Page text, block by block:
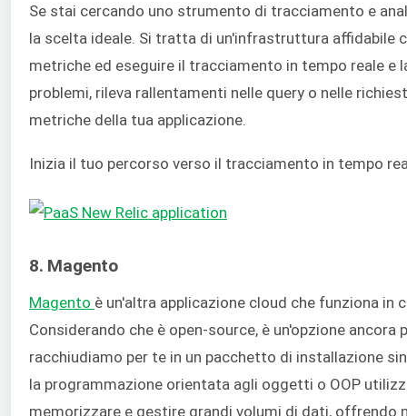
Se stai cercando uno strumento di tracciamento e
la scelta ideale. Si tratta di un'infrastruttura affidabile
metriche ed eseguire il tracciamento in tempo reale e
problemi, rileva rallentamenti nelle query o nelle
metriche della tua applicazione.
Inizia il tuo percorso verso il tracciamento in tempo
8. Magento
Magento è un'altra applicazione cloud che funziona
Considerando che è open-source, è un'opzione
racchiudiamo per te in un pacchetto di installazione
la programmazione orientata agli oggetti o OOP
memorizzare e gestire grandi volumi di dati,